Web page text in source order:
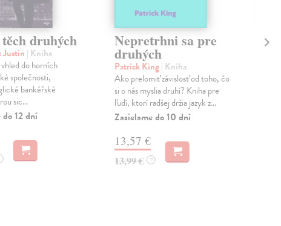
těch druhých
| Kniha
do horních
společnosti,
bankéřské
sic...
12 dní
Nepretrhni sa pre
druhých
Patrick King| Kniha
Ako prelomiť závislosť od toho, čo
si o nás myslia druhí? Kniha pre
ľudí, ktorí radšej držia jazyk z...
Zasielame do 10 dní
13,57 €
13,99 € ?